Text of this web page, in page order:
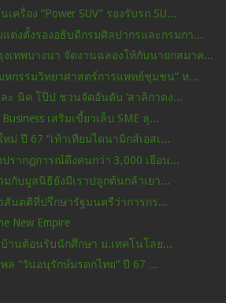
ครื่อง “Power SUV” รองรับรถ SU...
ต่งตั้งรองอธิบดีกรมศิลปากรและกรมกา...
งเทพบางนา จัดงานฉลองให้กับนายกสมาค...
หกรรมวิทยาศาสตร์การแพทย์ชุมชน” ห...
ะ นิค โป๊ป ชวนจัดอันดับ ‘สาลิกาดง...
เสริมเขี้ยวเล็บ SME ลุ...
ปี 67 “เท้าเทียมไดนามิกส์เอสเ...
ปรากฎการณ์ดึงคนกว่า 3,000 เยือน...
กับมูลนิธิยังมีเราปลูกต้นกล้าเยา...
นตติที่ปรึกษารัฐมนตรีว่าการกร...
New Empire
านต้อนรับนักศึกษา ม.เทคโนโลย...
ล “วันอนุรักษ์มรดกไทย” ปี 67 ...